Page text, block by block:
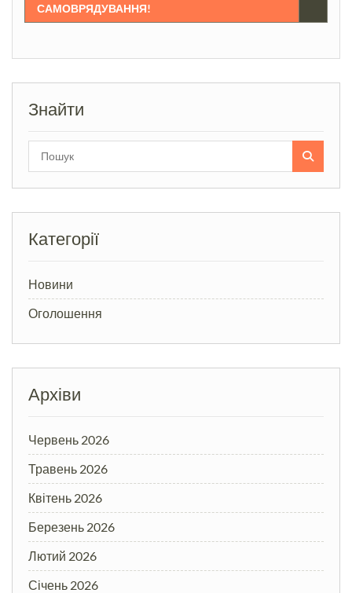
САМОВРЯДУВАННЯ!
Знайти
Категорії
Новини
Оголошення
Архіви
Червень 2026
Травень 2026
Квітень 2026
Березень 2026
Лютий 2026
Січень 2026